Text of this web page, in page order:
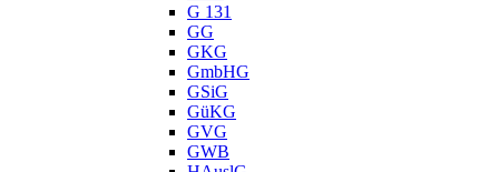
G 131
GG
GKG
GmbHG
GSiG
GüKG
GVG
GWB